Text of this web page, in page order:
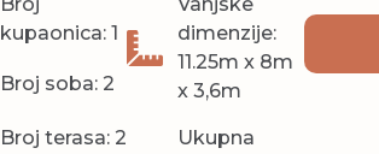
kupaonica: 1
Broj soba: 2
Broj terasa: 2
dimenzije:
11.25m x 8m
x 3,6m
Ukupna